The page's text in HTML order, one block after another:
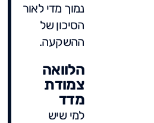
נמוך מדי לאור
הסיכון של
ההשקעה.
הלוואה
צמודת
מדד
למי שיש